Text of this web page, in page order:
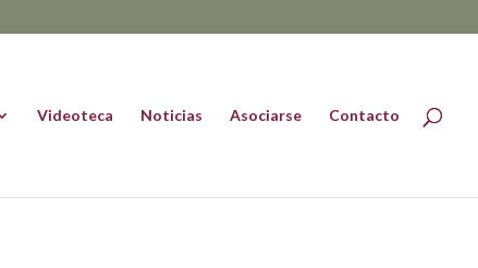
Videoteca Noticias Asociarse Contacto